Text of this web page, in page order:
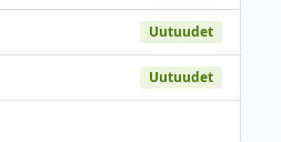
Uutuudet
Uutuudet